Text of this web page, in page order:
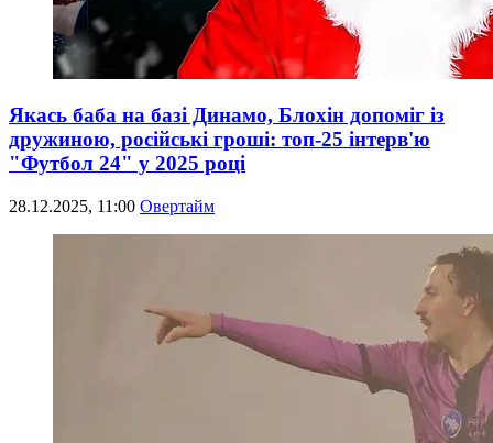
Якась баба на базі Динамо, Блохін допоміг із
дружиною, російські гроші: топ-25 інтерв'ю
"Футбол 24" у 2025 році
28.12.2025, 11:00 Овертайм